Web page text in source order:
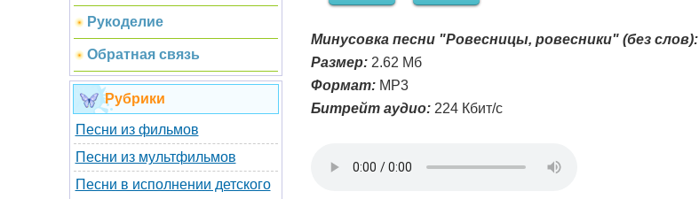
Рукоделие
Обратная связь
Рубрики
Песни из фильмов
Песни из мультфильмов
Песни в исполнении детского
Минусовка песни "Ровесницы, ровесники" (без слов):
Размер:2.62 Мб
Формат:MP3
Битрейт аудио:224 Кбит/с